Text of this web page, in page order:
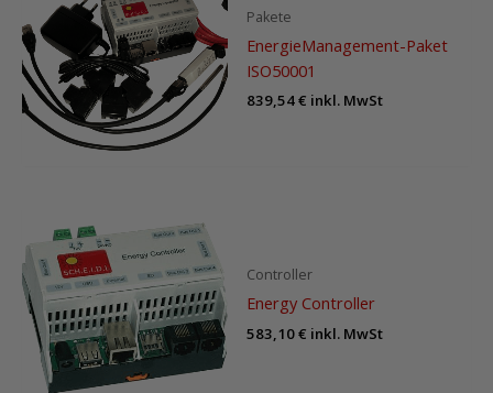
Pakete
EnergieManagement-Paket
ISO50001
839,54€ inkl. MwSt
Controller
Energy Controller
583,10€ inkl. MwSt